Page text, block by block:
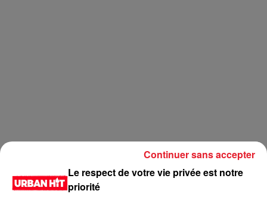
Le respect de votre vie privée est notre
priorité
Continuer sans accepter